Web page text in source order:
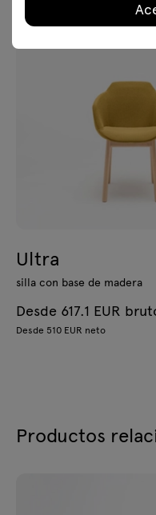
Ultra
silla con base de madera
Desde 617.1 EUR
Desde 510 EUR neto
Productos